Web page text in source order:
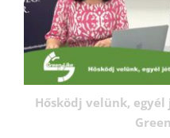
Hősködj velünk, egyél